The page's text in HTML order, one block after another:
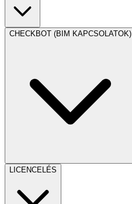
CHECKBOT (BIM KAPCSOLATOK)
LICENCELÉS